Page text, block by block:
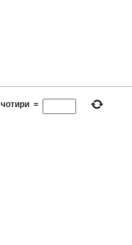
чотири =